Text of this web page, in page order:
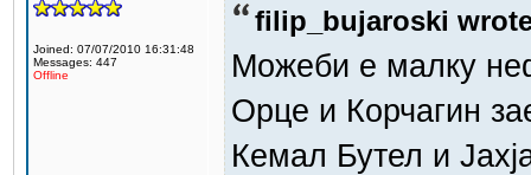
Joined: 07/07/2010 16:31:48
Messages: 447
Offline
filip_bujaroski
Можеби е малку
Орце и Корчагин
Кемал Бутел и